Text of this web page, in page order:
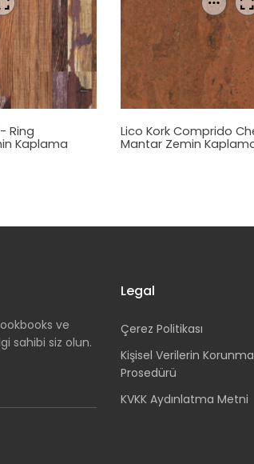
Ring
Kaplama
Lico Kork Comprido
Mantar Zemin
ve
sahibi siz olun.
Legal
Çerez Politikası
Kişisel Verilerin
Prosedürü
KVKK Aydınlatma Metni